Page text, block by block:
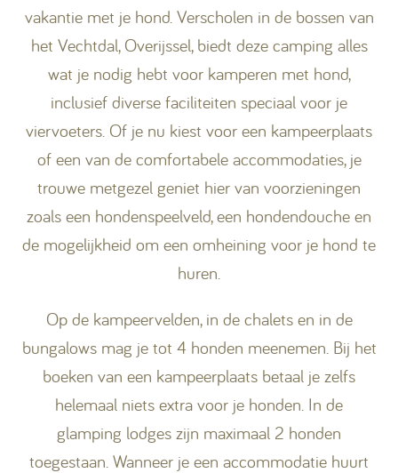
vakantie met je hond. Verscholen in de bossen van
het Vechtdal, Overijssel, biedt deze camping alles
wat je nodig hebt voor kamperen met hond,
inclusief diverse faciliteiten speciaal voor je
viervoeters. Of je nu kiest voor een kampeerplaats
of een van de comfortabele accommodaties, je
trouwe metgezel geniet hier van voorzieningen
zoals een hondenspeelveld, een hondendouche en
de mogelijkheid om een omheining voor je hond te
huren.
Op de kampeervelden, in de chalets en in de
bungalows mag je tot 4 honden meenemen. Bij het
boeken van een kampeerplaats betaal je zelfs
helemaal niets extra voor je honden. In de
glamping lodges zijn maximaal 2 honden
toegestaan. Wanneer je een accommodatie huurt